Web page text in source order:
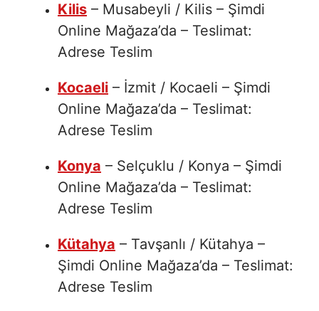
Kilis – Musabeyli / Kilis – Şimdi
Online Mağaza’da – Teslimat:
Adrese Teslim
Kocaeli – İzmit / Kocaeli – Şimdi
Online Mağaza’da – Teslimat:
Adrese Teslim
Konya – Selçuklu / Konya – Şimdi
Online Mağaza’da – Teslimat:
Adrese Teslim
Kütahya – Tavşanlı / Kütahya –
Şimdi Online Mağaza’da – Teslimat:
Adrese Teslim